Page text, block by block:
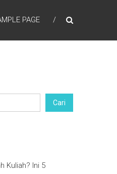
PAGE
Cari
Kuliah? Ini 5